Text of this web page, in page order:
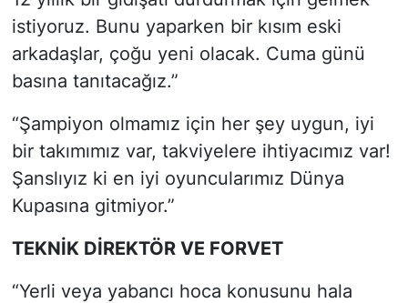
istiyoruz. Bunu yaparken bir kısım eski
arkadaşlar, çoğu yeni olacak. Cuma günü
basına tanıtacağız.”
“Şampiyon olmamız için her şey uygun, iyi
bir takımımız var, takviyelere ihtiyacımız var!
Şanslıyız ki en iyi oyuncularımız Dünya
Kupasına gitmiyor.”
TEKNİK DİREKTÖR VE FORVET
“Yerli veya yabancı hoca konusunu hala